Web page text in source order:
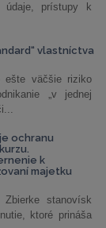
údaje, prístupy k
vlastníctva
ešte väčšie riziko
„v jednej
ochranu
k
majetku
stanovísk
ktoré prináša